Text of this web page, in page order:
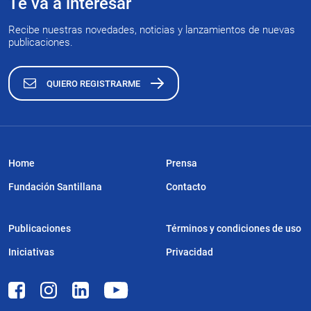
Recibe nuestras novedades, noticias y lanzamientos de nuevas
publicaciones.
QUIERO REGISTRARME
Home
Fundación Santillana
Publicaciones
Iniciativas
Prensa
Contacto
Términos y condiciones de uso
Privacidad